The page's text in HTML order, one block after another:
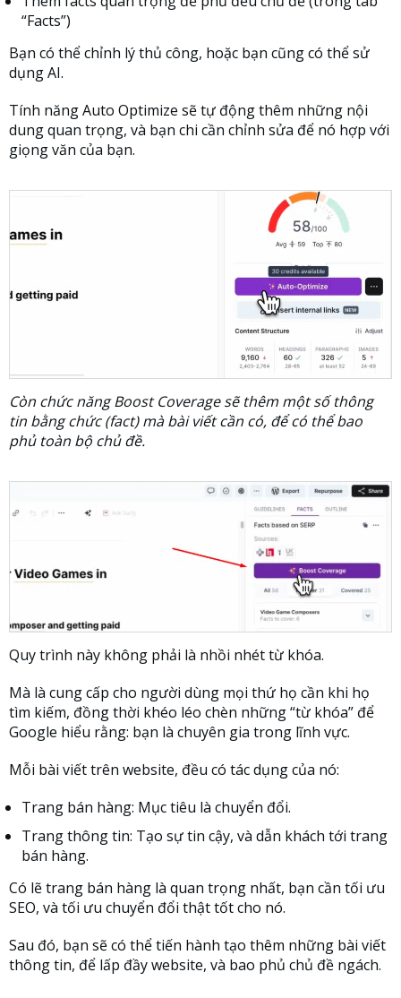
“Facts”)
Bạn có thể chỉnh lý thủ công, hoặc bạn cũng có thể sử
dụng AI.
Tính năng Auto Optimize sẽ tự động thêm những nội
dung quan trọng, và bạn chi cần chỉnh sửa để nó hợp với
giọng văn của bạn.
Còn chức năng Boost Coverage sẽ thêm một số thông
tin bằng chức (fact) mà bài viết cần có, để có thể bao
phủ toàn bộ chủ đề.
Quy trình này không phải là nhồi nhét từ khóa.
Mà là cung cấp cho người dùng mọi thứ họ cần khi họ
tìm kiếm, đồng thời khéo léo chèn những “từ khóa” để
Google hiểu rằng: bạn là chuyên gia trong lĩnh vực.
Mỗi bài viết trên website, đều có tác dụng của nó:
Trang bán hàng: Mục tiêu là chuyển đổi.
Trang thông tin: Tạo sự tin cậy, và dẫn khách tới trang
bán hàng.
Có lẽ trang bán hàng là quan trọng nhất, bạn cần tối ưu
SEO, và tối ưu chuyển đổi thật tốt cho nó.
Sau đó, bạn sẽ có thể tiến hành tạo thêm những bài viết
thông tin, để lấp đầy website, và bao phủ chủ đề ngách.